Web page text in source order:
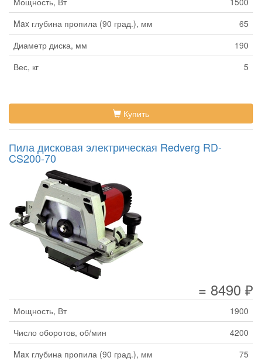
Max глубина пропила (90 град.), мм
65
Диаметр диска, мм
190
Вес, кг
5
Купить
Пила дисковая электрическая Redverg RD-
CS200-70
= 8490 ₽
Мощность, Вт
1900
Число оборотов, об/мин
4200
Max глубина пропила (90 град.), мм
75